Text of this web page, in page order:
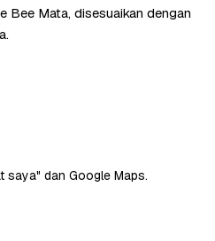
Bee Mata, disesuaikan dengan
saya" dan Google Maps.